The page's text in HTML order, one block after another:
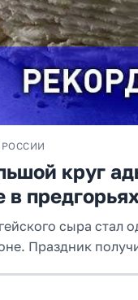
РОССИИ
круг
в
сыра стал
Праздник